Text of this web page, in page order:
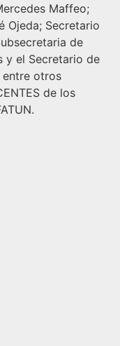
Maffeo;
Ojeda; Secretario
de
y el Secretario de
entre otros
de los